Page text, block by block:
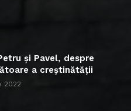
și Pavel, despre
a creștinătății
2022